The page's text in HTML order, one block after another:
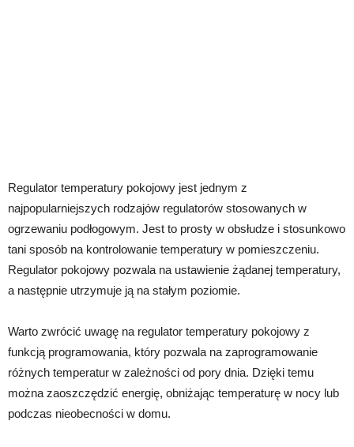
Regulator temperatury pokojowy jest jednym z
najpopularniejszych rodzajów regulatorów stosowanych w
ogrzewaniu podłogowym. Jest to prosty w obsłudze i stosunkowo
tani sposób na kontrolowanie temperatury w pomieszczeniu.
Regulator pokojowy pozwala na ustawienie żądanej temperatury,
a następnie utrzymuje ją na stałym poziomie.
Warto zwrócić uwagę na regulator temperatury pokojowy z
funkcją programowania, który pozwala na zaprogramowanie
różnych temperatur w zależności od pory dnia. Dzięki temu
można zaoszczędzić energię, obniżając temperaturę w nocy lub
podczas nieobecności w domu.